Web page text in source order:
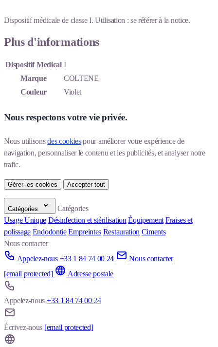
Dispositif médicale de classe I. Utilisation : se référer à la notice.
Plus d'informations
Dispositif Medical I
Marque
COLTENE
Couleur
Violet
Nous respectons votre vie privée.
Nous utilisons des cookies pour améliorer votre expérience de
navigation, personnaliser le contenu et les publicités, et analyser notre
trafic.
Gérer les cookies Accepter tout
Catégories
Catégories
Usage Unique Désinfection et stérilisation Équipement Fraises et
polissage Endodontie Empreintes Restauration Ciments
Nous contacter
Appelez-nous +33 1 84 74 00 24
Nous contacter
[email protected]
Adresse postale
Appelez-nous +33 1 84 74 00 24
Écrivez-nous [email protected]